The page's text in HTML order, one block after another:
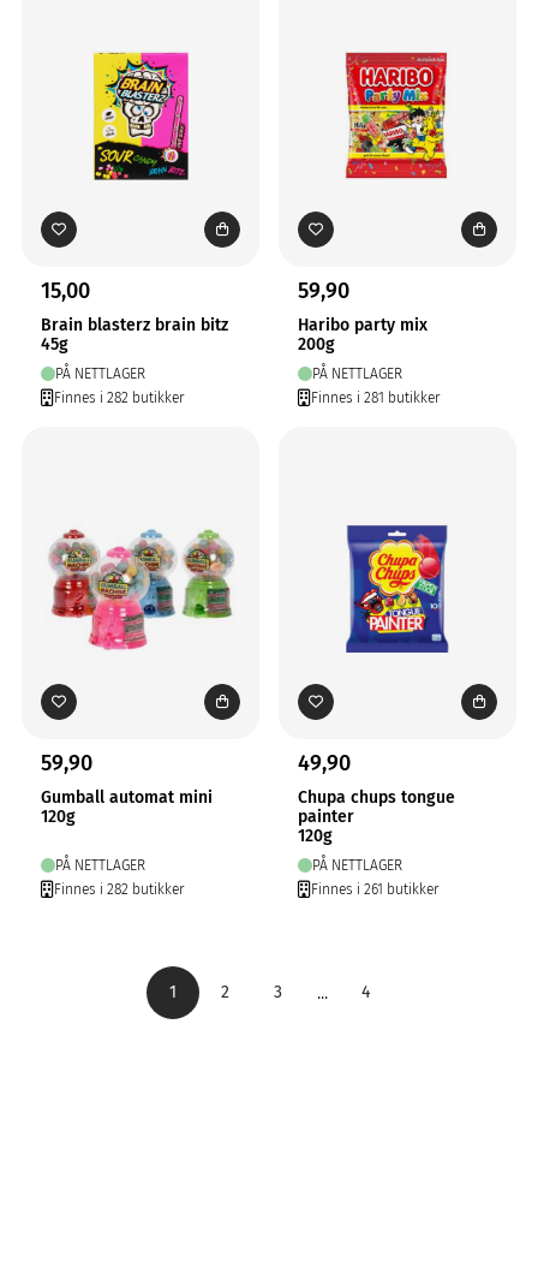
15,00
Brain blasterz brain bitz
45g
PÅ NETTLAGER
Finnes i 282 butikker
59,90
Haribo party mix
200g
PÅ NETTLAGER
Finnes i 281 butikker
59,90
Gumball automat mini
120g
PÅ NETTLAGER
Finnes i 282 butikker
49,90
Chupa chups tongue
painter
120g
PÅ NETTLAGER
Finnes i 261 butikker
1 2 3 ... 4